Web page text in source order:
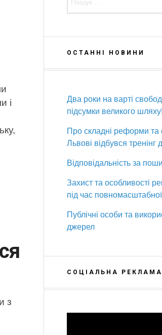
і
з
ОСТАННІ НОВИНИ
Два роки на варті
підсумки великого шляху!
Про складні реформи
Львові відбувся тренінг
Відповідальність за
Захист та особливості
під час
Публічні особи та
джерел
СОЦІАЛЬНА РЕКЛАМА